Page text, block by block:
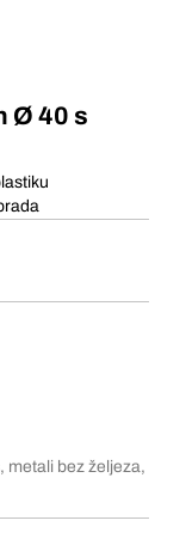
Ø 40 s
metali bez željeza,